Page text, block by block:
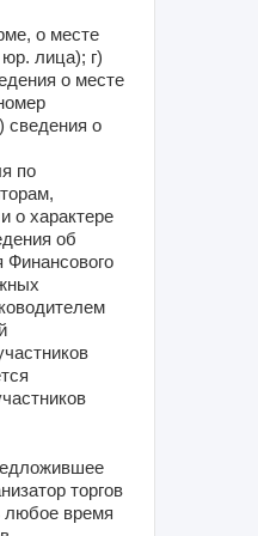
о месте
лица); г)
о месте
сведения о
по
о характере
об
Финансового
торгов
любое время